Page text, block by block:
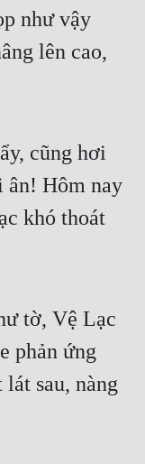
như vậy
lên cao,
cũng hơi
ân! Hôm nay
khó thoát
tờ, Vệ Lạc
phản ứng
sau, nàng